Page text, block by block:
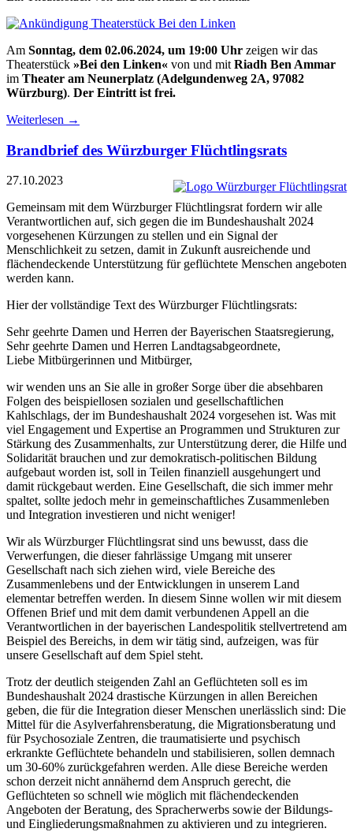
Am Sonntag, dem 02.06.2024, um 19:00 Uhr zeigen wir das
Theaterstück »Bei den Linken« von und mit Riadh Ben Ammar
im Theater am Neunerplatz (Adelgundenweg 2A, 97082
Würzburg). Der Eintritt ist frei.
Weiterlesen →
Brandbrief des Würzburger Flüchtlingsrats
27.10.2023
Gemeinsam mit dem Würzburger Flüchtlingsrat fordern wir alle
Verantwortlichen auf, sich gegen die im Bundeshaushalt 2024
vorgesehenen Kürzungen zu stellen und ein Signal der
Menschlichkeit zu setzen, damit in Zukunft ausreichende und
flächendeckende Unterstützung für geflüchtete Menschen angeboten
werden kann.
Hier der vollständige Text des Würzburger Flüchtlingsrats:
Sehr geehrte Damen und Herren der Bayerischen Staatsregierung,
Sehr geehrte Damen und Herren Landtagsabgeordnete,
Liebe Mitbürgerinnen und Mitbürger,
wir wenden uns an Sie alle in großer Sorge über die absehbaren
Folgen des beispiellosen sozialen und gesellschaftlichen
Kahlschlags, der im Bundeshaushalt 2024 vorgesehen ist. Was mit
viel Engagement und Expertise an Programmen und Strukturen zur
Stärkung des Zusammenhalts, zur Unterstützung derer, die Hilfe und
Solidarität brauchen und zur demokratisch-politischen Bildung
aufgebaut worden ist, soll in Teilen finanziell ausgehungert und
damit rückgebaut werden. Eine Gesellschaft, die sich immer mehr
spaltet, sollte jedoch mehr in gemeinschaftliches Zusammenleben
und Integration investieren und nicht weniger!
Wir als Würzburger Flüchtlingsrat sind uns bewusst, dass die
Verwerfungen, die dieser fahrlässige Umgang mit unserer
Gesellschaft nach sich ziehen wird, viele Bereiche des
Zusammenlebens und der Entwicklungen in unserem Land
elementar betreffen werden. In diesem Sinne wollen wir mit diesem
Offenen Brief und mit dem damit verbundenen Appell an die
Verantwortlichen in der bayerischen Landespolitik stellvertretend am
Beispiel des Bereichs, in dem wir tätig sind, aufzeigen, was für
unsere Gesellschaft auf dem Spiel steht.
Trotz der deutlich steigenden Zahl an Geflüchteten soll es im
Bundeshaushalt 2024 drastische Kürzungen in allen Bereichen
geben, die für die Integration dieser Menschen unerlässlich sind: Die
Mittel für die Asylverfahrensberatung, die Migrationsberatung und
für Psychosoziale Zentren, die traumatisierte und psychisch
erkrankte Geflüchtete behandeln und stabilisieren, sollen demnach
um 30-60% zurückgefahren werden. Alle diese Bereiche werden
schon derzeit nicht annähernd dem Anspruch gerecht, die
Geflüchteten so schnell wie möglich mit flächendeckenden
Angeboten der Beratung, des Spracherwerbs sowie der Bildungs-
und Eingliederungsmaßnahmen zu aktivieren und zu integrieren.